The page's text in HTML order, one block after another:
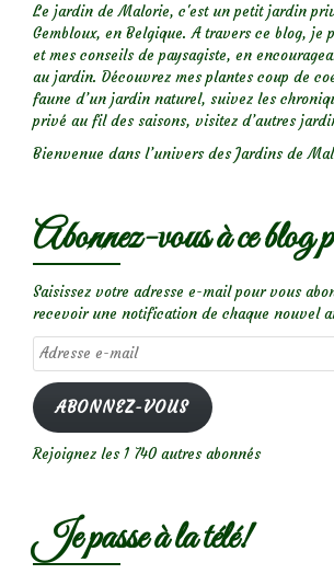
Le jardin de Malorie, c'est un petit jardin
Gembloux, en Belgique. A travers ce blog, je
et mes conseils de paysagiste, en
au jardin. Découvrez mes plantes coup de
faune d’un jardin naturel, suivez les
privé au fil des saisons, visitez d’autres
Bienvenue dans l’univers des Jardins de
Abonnez-vous à ce blog
Saisissez votre adresse e-mail pour vous
recevoir une notification de chaque nouvel
Adresse
e-
mail
ABONNEZ-VOUS
Rejoignez les 1 740 autres abonnés
Je passe à la télé!